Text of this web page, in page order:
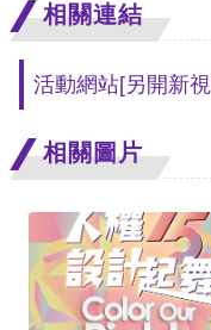
鍵
請
擇
語
言
兒少版
相關連結
活動網站[另開新
相關圖片